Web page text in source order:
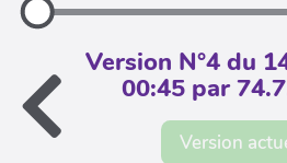
Version N°4 du
00:45 par
Version